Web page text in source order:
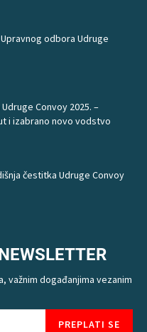
odbora Udruge
Convoy 2025. –
i izabrano novo vodstvo
čestitka Udruge Convoy
važnim događanjima vezanim
PREPLATI SE